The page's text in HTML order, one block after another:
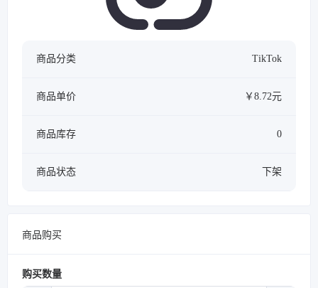
商品分类 TikTok
商品单价 ￥8.72元
商品库存 0
商品状态 下架
商品购买
购买数量